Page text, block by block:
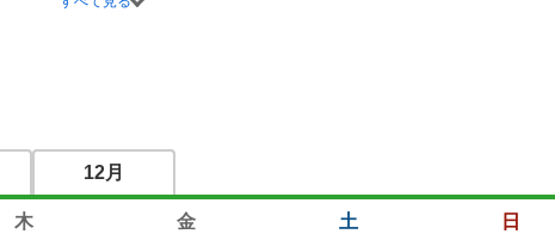
12月
木 金 土 日